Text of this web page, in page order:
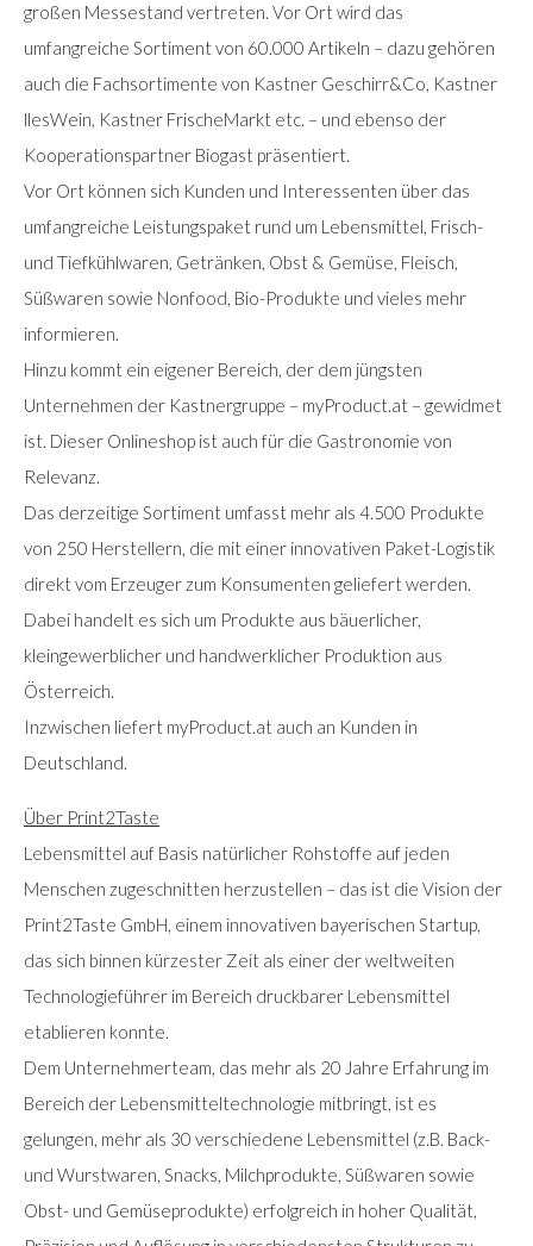
großen Messestand vertreten. Vor Ort wird das
umfangreiche Sortiment von 60.000 Artikeln – dazu gehören
auch die Fachsortimente von Kastner Geschirr&Co, Kastner
llesWein, Kastner FrischeMarkt etc. – und ebenso der
Kooperationspartner Biogast präsentiert.
Vor Ort können sich Kunden und Interessenten über das
umfangreiche Leistungspaket rund um Lebensmittel, Frisch-
und Tiefkühlwaren, Getränken, Obst & Gemüse, Fleisch,
Süßwaren sowie Nonfood, Bio-Produkte und vieles mehr
informieren.
Hinzu kommt ein eigener Bereich, der dem jüngsten
Unternehmen der Kastnergruppe – myProduct.at – gewidmet
ist. Dieser Onlineshop ist auch für die Gastronomie von
Relevanz.
Das derzeitige Sortiment umfasst mehr als 4.500 Produkte
von 250 Herstellern, die mit einer innovativen Paket-Logistik
direkt vom Erzeuger zum Konsumenten geliefert werden.
Dabei handelt es sich um Produkte aus bäuerlicher,
kleingewerblicher und handwerklicher Produktion aus
Österreich.
Inzwischen liefert myProduct.at auch an Kunden in
Deutschland.
Über Print2Taste
Lebensmittel auf Basis natürlicher Rohstoffe auf jeden
Menschen zugeschnitten herzustellen – das ist die Vision der
Print2Taste GmbH, einem innovativen bayerischen Startup,
das sich binnen kürzester Zeit als einer der weltweiten
Technologieführer im Bereich druckbarer Lebensmittel
etablieren konnte.
Dem Unternehmerteam, das mehr als 20 Jahre Erfahrung im
Bereich der Lebensmitteltechnologie mitbringt, ist es
gelungen, mehr als 30 verschiedene Lebensmittel (z.B. Back-
und Wurstwaren, Snacks, Milchprodukte, Süßwaren sowie
Obst- und Gemüseprodukte) erfolgreich in hoher Qualität,